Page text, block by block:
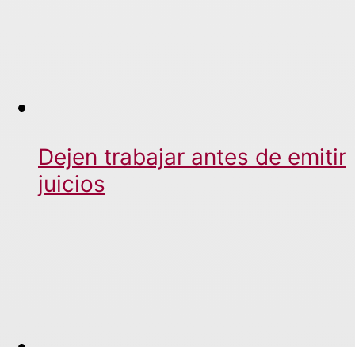
Dejen trabajar antes de emitir
juicios